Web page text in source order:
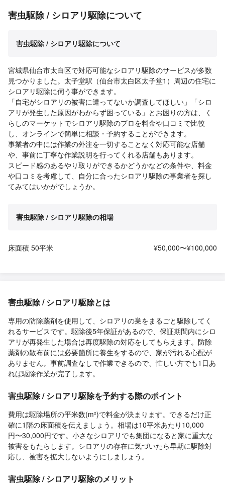
害虫駆除 / シロアリ駆除について
害虫駆除 / シロアリ駆除について
宮城県仙台市太白区で対応可能なシロアリ駆除のサービスが多数
見つかりました。太子堂駅（仙台市太白区太子堂1）周辺の住宅に
シロアリ駆除に伺う事ができます。
「自宅がシロアリの被害に遭ってないか調査してほしい」「シロ
アリが発生した原因がわからず困っている」とお困りの方は、く
らしのマーケットでシロアリ駆除のプロを料金や口コミで比較
し、オンラインで簡単に相談・予約することができます。
事業者の中には作業の外注を一切することなく対応可能な店舗
や、事前に丁寧な作業説明を行ってくれる店舗もあります。
スピード感のあるやり取りができるかどうかなどの条件や、料金
や口コミを考慮して、自分に合ったシロアリ駆除の事業者を探し
てみてはいかがでしょうか。
害虫駆除 / シロアリ駆除の相場
床面積 50平米 ¥50,000〜¥100,000
害虫駆除 / シロアリ駆除とは
専用の防除薬剤を使用して、シロアリの巣をまるごと駆除してく
れるサービスです。駆除後5年保証があるので、保証期間内にシロ
アリが再発生した場合は再度駆除の対応をしてもらえます。防除
薬剤の散布前には必要箇所に養生をするので、家が汚れる心配が
ありません。事前調査なしで作業できるので、忙しい方でも1日あ
れば駆除作業が完了します。
害虫駆除 / シロアリ駆除を予約する際のポイント
費用は駆除場所の平米数(m²)で料金が決まります。できるだけ正
確に1階の床面積を伝えましょう。相場は10平米あたり10,000
円〜30,000円です。小さなシロアリでも集団になると家に重大な
被害をもたらします。シロアリの存在に気づいたら早期に駆除対
応し、被害を拡大しないようにしましょう。
害虫駆除 / シロアリ駆除のメリット